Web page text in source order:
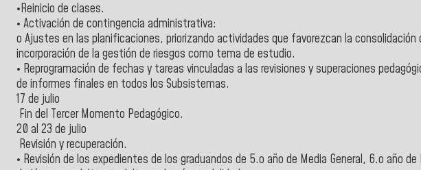
•Reinicio de clases.
• Activación de contingencia administrativa:
o Ajustes en las planificaciones, priorizando actividades que favorezcan la
incorporación de la gestión de riesgos como tema de estudio.
• Reprogramación de fechas y tareas vinculadas a las revisiones y superaciones
de informes finales en todos los Subsistemas.
17 de julio
Fin del Tercer Momento Pedagógico.
20 al 23 de julio
Revisión y recuperación.
• Revisión de los expedientes de los graduandos de 5.o año de Media General, 6.o año